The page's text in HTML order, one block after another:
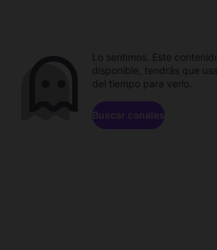
Lo sentimos. Este
disponible, tendrás que
del tiempo para verlo.
Buscar canales